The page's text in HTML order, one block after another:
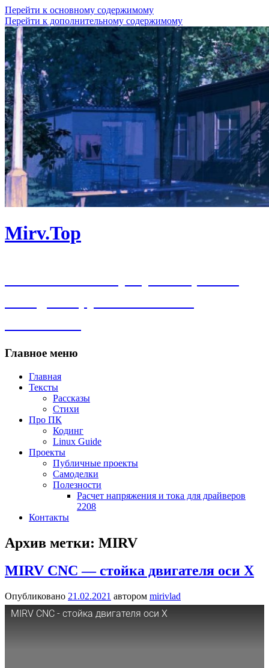
Перейти к основному содержимому
Перейти к дополнительному содержимому
Mirv.Top
Главное меню
Главная
Тексты
Рассказы
Стихи
Про ПК
Кодинг
Linux Guide
Проекты
Публичные проекты
Самоделки
Полезности
Расчет напряжения и тока для драйверов
2208
Контакты
Архив метки: MIRV
MIRV CNC — стойка двигателя оси X
Опубликовано 21.02.2021 автором mirivlad
MIRV CNC - стойка двигателя оси X